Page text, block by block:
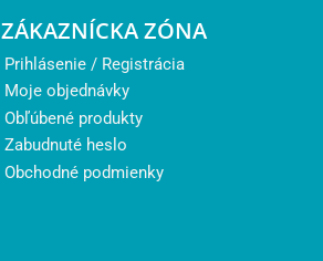
ZÁKAZNÍCKA ZÓNA
Prihlásenie / Registrácia
Moje objednávky
Obľúbené produkty
Zabudnuté heslo
Obchodné podmienky